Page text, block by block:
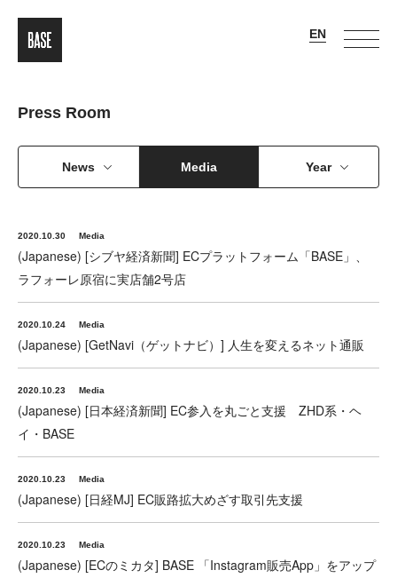
Press Room
News Media Year
2020.10.30 Media
(Japanese) [シブヤ経済新聞] ECプラットフォーム「BASE」、
ラフォーレ原宿に実店舗2号店
2020.10.24 Media
(Japanese) [GetNavi（ゲットナビ）] 人生を変えるネット通販
2020.10.23 Media
(Japanese) [日本経済新聞] EC参入を丸ごと支援 ZHD系・ヘ
イ・BASE
2020.10.23 Media
(Japanese) [日経MJ] EC販路拡大めざす取引先支援
2020.10.23 Media
(Japanese) [ECのミカタ] BASE 「Instagram販売App」をアップ